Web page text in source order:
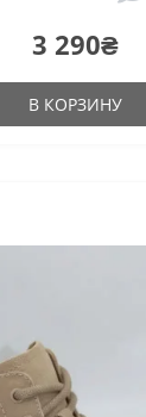
3 290₴
В КОРЗИНУ